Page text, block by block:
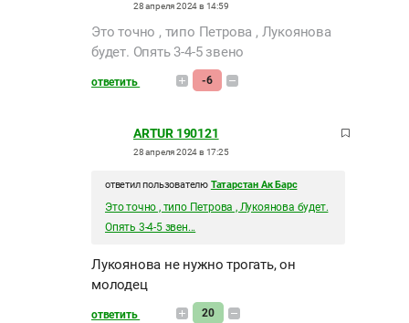
28 апреля 2024 в 14:59
Это точно , типо Петрова , Лукоянова
будет. Опять 3-4-5 звено
ответить -6
ARTUR 190121
28 апреля 2024 в 17:25
ответил пользователю Татарстан Ак Барс
Это точно , типо Петрова , Лукоянова будет.
Опять 3-4-5 звен...
Лукоянова не нужно трогать, он
молодец
ответить 20